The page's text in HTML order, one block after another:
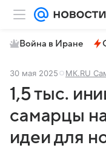
Война в Иране
30 мая 2025 МК.RU
1,5 тыс.
самарцы
идеи для